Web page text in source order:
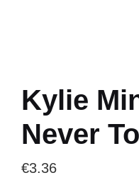
Kylie
Never
€3.36